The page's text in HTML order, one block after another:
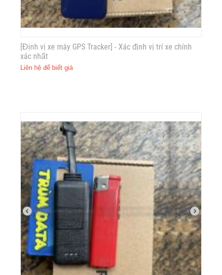
[Định vị xe máy GPS Tracker] - Xác định vị trí xe chính
xác nhất
Liên hệ để biết giá